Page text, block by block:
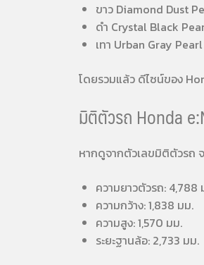
ขาว Diamond Dust
ดำ Crystal Black
เทา Urban Gray Pearl
โดยรวมแล้ว ดีไซน์ของ
มิติตัวรถ Honda
หากดูจากตัวเลขมิติตัวรถ
ความยาวตัวรถ: 4,788
ความกว้าง: 1,838 มม.
ความสูง: 1,570 มม.
ระยะฐานล้อ: 2,733 มม.